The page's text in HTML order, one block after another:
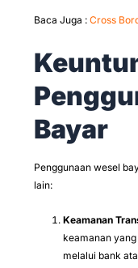
Baca Juga : Cross
Bayar
Penggunaan wesel
lain:
Keamanan
keamanan
melalui bank